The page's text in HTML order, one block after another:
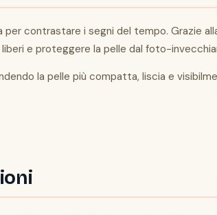
contrastare i segni del tempo. Grazie
e proteggere la pelle dal foto-
la pelle più compatta, liscia e